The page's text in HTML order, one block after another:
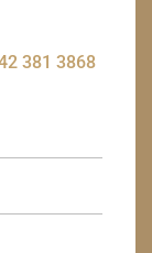
381 3868